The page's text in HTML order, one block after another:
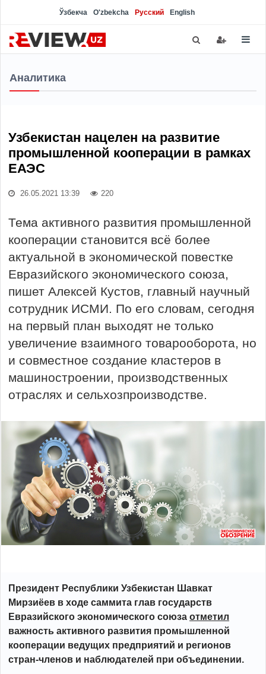
Ўзбекча O'zbekcha Русский English
Аналитика
Узбекистан нацелен на развитие
промышленной кооперации в рамках
ЕАЭС
26.05.2021 13:39 220
Тема активного развития промышленной
кооперации становится всё более
актуальной в экономической повестке
Евразийского экономического союза,
пишет Алексей Кустов, главный научный
сотрудник ИСМИ. По его словам, сегодня
на первый план выходят не только
увеличение взаимного товарооборота, но
и совместное создание кластеров в
машиностроении, производственных
отраслях и сельхозпроизводстве.
Президент Республики Узбекистан Шавкат
Мирзиёев в ходе саммита глав государств
Евразийского экономического союза отметил
важность активного развития промышленной
кооперации ведущих предприятий и регионов
стран-членов и наблюдателей при объединении.